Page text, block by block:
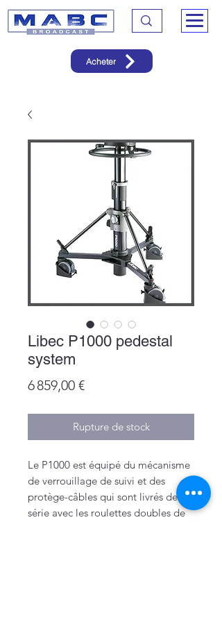
Acheter
Libec P1000 pedestal
system
6 859,00 €Prix
Rupture de stock
Le P1000 est équipé du mécanisme
de verrouillage de suivi et des
protège-câbles qui sont livrés de
série avec les roulettes doubles de